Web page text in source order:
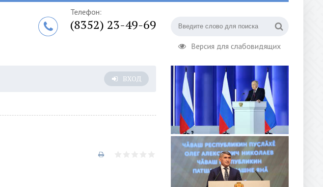
Версия для слабовидящих
Телефон:
(8352) 23-49-69
ВХОД